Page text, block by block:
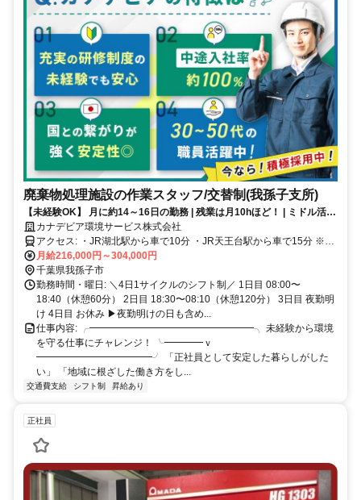
廃棄物処理施設の作業スタッフ/交替制(我孫子支所)
【未経験OK】 月に約14～16日の勤務 | 残業は月10hほど！ | ミドル活躍
中！ | 資格取得支援あり！
カナデビア環境サービス株式会社
アクセス: ・JR湖北駅から車で10分 ・JR天王台駅から車で15分 ※車
通勤可（駐車場あり）
月給216,000円～304,000円
千葉県我孫子市
勤務時間・曜日: ＼4日1サイクルのシフト制／ 1日目 08:00〜
18:40（休憩60分） 2日目 18:30〜08:10（休憩120分） 3日目 夜勤明
け 4日目 お休み ▶夜勤明けの日も含め...
仕事内容: ╭━━━━━━━━━━━━━━━━━╮ 未経験から環境
を守る仕事にチャレンジ！ ╰━━━━ｖ
━━━━━━━━━━━━╯ 「正社員として安定した暮らしがした
い」 「地域に根ざした働き方をし...
交通費支給 シフト制 昇給あり
正社員